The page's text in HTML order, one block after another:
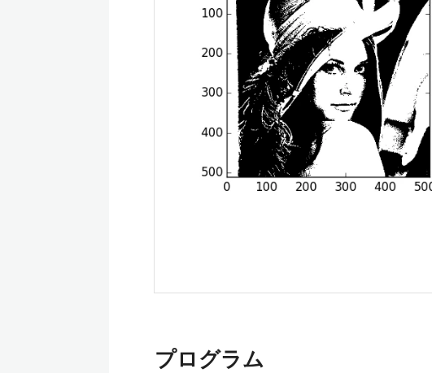
プログラム